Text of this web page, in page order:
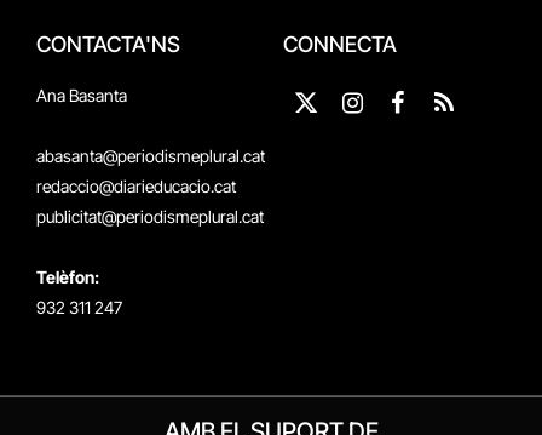
CONTACTA'NS
Ana Basanta
abasanta@periodismeplural.cat
redaccio@diarieducacio.cat
publicitat@periodismeplural.cat
Telèfon:
932 311 247
CONNECTA
X
Instagram
Facebook
RSS